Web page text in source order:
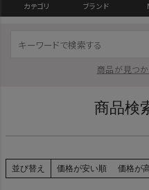
カテゴリ ブランド
商品が見つ
商品検
並び替え 価格が安い順 価格が